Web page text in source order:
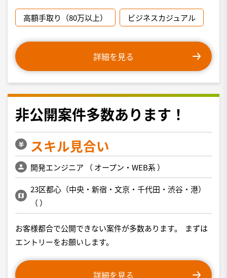
高額手取り（80万以上） ビジネスカジュアル
詳細を見る
非公開案件多数あります！
スキル見合い
開発エンジニア （ オープン・WEB系）
23区都心（中央・新宿・文京・千代田・渋谷・港）
（ ）
お客様都合で公開できない案件が多数あります。 まずは
エントリーをお願いします。
詳細を見る